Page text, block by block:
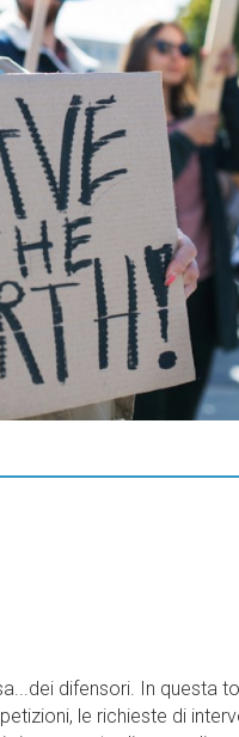
difensori. In questa
le richieste di